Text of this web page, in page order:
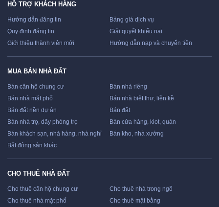
HỖ TRỢ KHÁCH HÀNG
Hướng dẫn đăng tin
Bảng giá dịch vụ
Quy định đăng tin
Giải quyết khiếu nại
Giới thiệu thành viên mới
Hướng dẫn nạp và chuyển tiền
MUA BÁN NHÀ ĐẤT
Bán căn hộ chung cư
Bán nhà riêng
Bán nhà mặt phố
Bán nhà biệt thự, liền kề
Bán đất nền dự án
Bán đất
Bán nhà trọ, dãy phòng trọ
Bán cửa hàng, kiot, quán
Bán khách sạn, nhà hàng, nhà nghỉ
Bán kho, nhà xưởng
Bất động sản khác
CHO THUÊ NHÀ ĐẤT
Cho thuê căn hộ chung cư
Cho thuê nhà trong ngõ
Cho thuê nhà mặt phố
Cho thuê mặt bằng